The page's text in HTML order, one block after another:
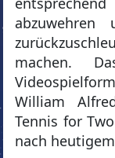
machen.
William
Tennis for
nach